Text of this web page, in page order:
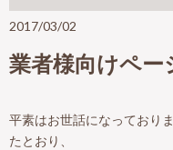
2017/03/02
業者様向けペー
平素はお世話になっており
たとおり、